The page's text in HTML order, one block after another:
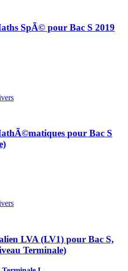
SpÃ© pour Bac S 2019
pour Bac S
LVA (LV1) pour Bac S,
Terminale)